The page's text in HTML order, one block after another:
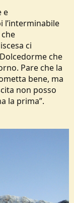
e
l’interminabile
ci
che
Pare che la
bene, ma
non posso
la prima”.